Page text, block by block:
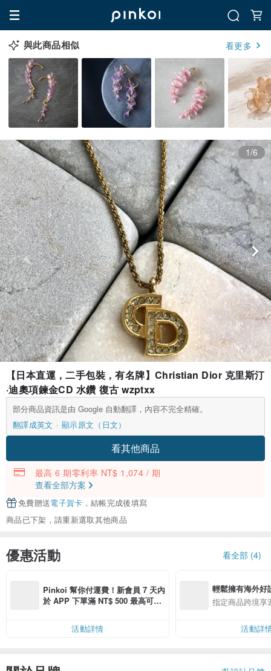
與此商品相似 看更多
1/6
【日本直運，二手包裝，有名牌】Christian Dior 克里斯汀
·迪奧項鍊金CD 水鑽 復古 wzptxx
部分商品資訊是由 Google 自動翻譯，內容不完全精確。
翻譯成英文
顯示原文（日文）
看其他商品
最高 6 期零利率 NT$ 1,074 / 期
查看全部方案
免費贈送電子賀卡 ，結帳完成後填寫
商品已下架，請重新選取其他商品
優惠活動 看全部 (4)
Pinkoi 幫你付運費！新會員 7 天內
於 APP 下單滿 NT$ 500 最高可折
活動詳情
輕鬆擁有海外好
指定商品跨境享
活動詳